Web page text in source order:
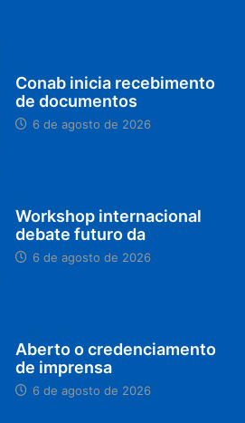
Conab inicia recebimento
de documentos
6 de agosto de 2026
Workshop internacional
debate futuro da
6 de agosto de 2026
Aberto o credenciamento
de imprensa
6 de agosto de 2026